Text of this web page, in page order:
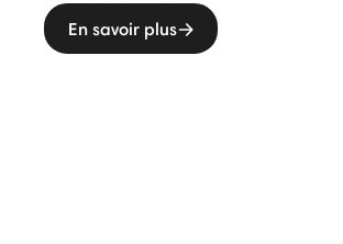
En savoir plus